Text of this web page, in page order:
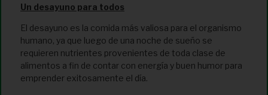
Un desayuno para todos
El desayuno es la comida más valiosa para el organismo
humano, ya que luego de una noche de sueño se
requieren nutrientes provenientes de toda clase de
alimentos a fin de contar con energía y buen humor para
emprender exitosamente el día.